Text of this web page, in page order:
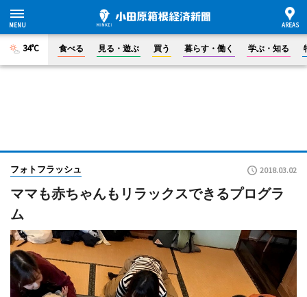
34°C 食べる 見る・遊ぶ 買う 暮らす・働く 学ぶ・知る
フォトフラッシュ 2018.03.02
ママも赤ちゃんもリラックスできるプログラ
ム